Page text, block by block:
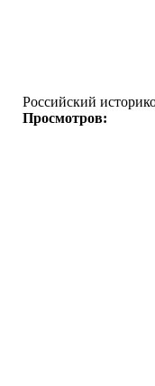
Российский
Просмотров: